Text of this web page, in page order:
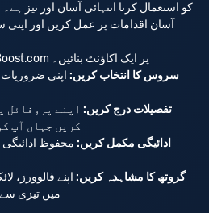
and WhatsApp channels
get the latest updates, offers and
information.
Telegram
WhatsApp
آسان اقدامات پر عمل کریں اور اپنی
AmarBoost.com پر ایک اکاؤنٹ بنائیں۔
سروس کا انتخاب کریں: اپنی
تفصیلات درج کریں: اپنے پروفائل
کریں جہاں آپ
ادائیگی مکمل کریں: محفوظ ادائیگی
گروتھ کا مشاہدہ کریں: اپنے فالوورز،
میں تیزی سے